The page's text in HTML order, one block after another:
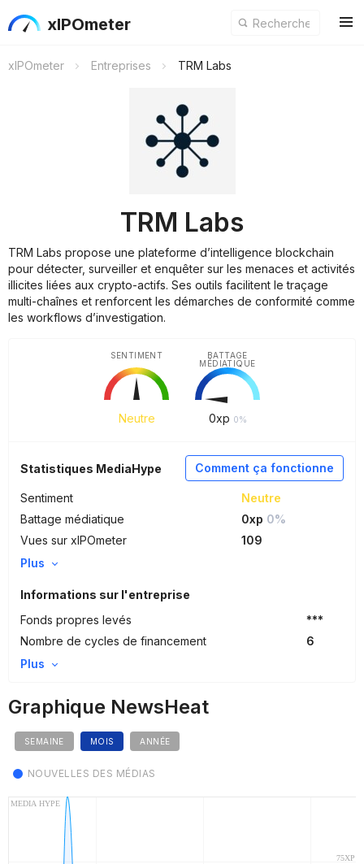
xIPOmeter
xIPOmeter Entreprises TRM Labs
TRM Labs
TRM Labs propose une plateforme d’intelligence blockchain
pour détecter, surveiller et enquêter sur les menaces et activités
illicites liées aux crypto-actifs. Ses outils facilitent le traçage
multi-chaînes et renforcent les démarches de conformité comme
les workflows d’investigation.
Neutre
SENTIMENT
0xp 0%
BATTAGE
MÉDIATIQUE
Comment ça fonctionne
Statistiques MediaHype
Sentiment
Neutre
Battage médiatique
0xp 0%
Vues sur xIPOmeter
109
Plus
Informations sur l'entreprise
Fonds propres levés
***
Nombre de cycles de financement
6
Plus
Graphique NewsHeat
SEMAINE MOIS ANNÉE
NOUVELLES DES MÉDIAS